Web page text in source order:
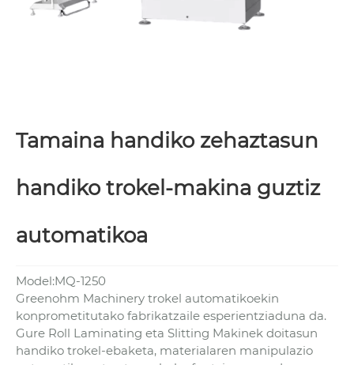
Tamaina handiko zehaztasun
handiko trokel-makina guztiz
automatikoa
Model:MQ-1250
Greenohm Machinery trokel automatikoekin
konprometitutako fabrikatzaile esperientziaduna da.
Gure Roll Laminating eta Slitting Makinek doitasun
handiko trokel-ebaketa, materialaren manipulazio